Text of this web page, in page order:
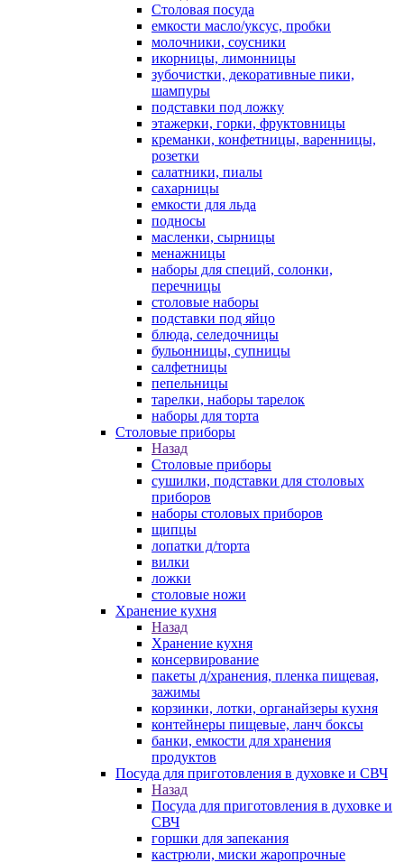
Столовая посуда
емкости масло/уксус, пробки
молочники, соусники
икорницы, лимонницы
зубочистки, декоративные пики,
шампуры
подставки под ложку
этажерки, горки, фруктовницы
креманки, конфетницы, варенницы,
розетки
салатники, пиалы
сахарницы
емкости для льда
подносы
масленки, сырницы
менажницы
наборы для специй, солонки,
перечницы
столовые наборы
подставки под яйцо
блюда, селедочницы
бульонницы, супницы
салфетницы
пепельницы
тарелки, наборы тарелок
наборы для торта
Столовые приборы
Назад
Столовые приборы
сушилки, подставки для столовых
приборов
наборы столовых приборов
щипцы
лопатки д/торта
вилки
ложки
столовые ножи
Хранение кухня
Назад
Хранение кухня
консервирование
пакеты д/хранения, пленка пищевая,
зажимы
корзинки, лотки, органайзеры кухня
контейнеры пищевые, ланч боксы
банки, емкости для хранения
продуктов
Посуда для приготовления в духовке и СВЧ
Назад
Посуда для приготовления в духовке и
СВЧ
горшки для запекания
кастрюли, миски жаропрочные